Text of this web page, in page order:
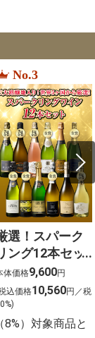
No.3
選！スパーク
ング12本セッ
金賞受賞ワイ
を含む１２本
選びました！
体価格9,600円
込価格10,560円／税
8%）対象商品と